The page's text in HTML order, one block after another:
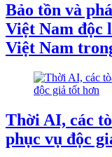
Bảo tồn và
Việt Nam độc
Việt Nam
Thời AI, các
phục vụ độc